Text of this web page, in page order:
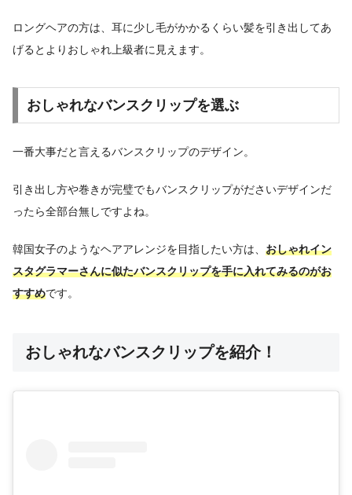
ロングヘアの方は、耳に少し毛がかかるくらい髪を引き出してあ
げるとよりおしゃれ上級者に見えます。
おしゃれなバンスクリップを選ぶ
一番大事だと言えるバンスクリップのデザイン。
引き出し方や巻きが完璧でもバンスクリップがださいデザインだ
ったら全部台無しですよね。
韓国女子のようなヘアアレンジを目指したい方は、 おしゃれイン
スタグラマーさんに似たバンスクリップを手に入れてみるのがお
すすめです。
おしゃれなバンスクリップを紹介！